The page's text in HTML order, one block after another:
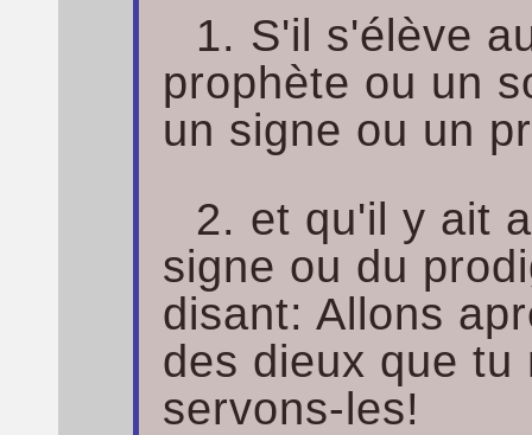
1. S'il s'élève
prophète ou un
un signe ou un
2. et qu'il y ait
signe ou du
disant: Allons
des dieux que
servons-les!